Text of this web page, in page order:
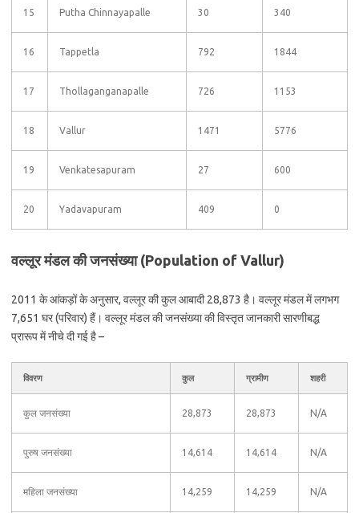
15 Putha Chinnayapalle 30 340
16 Tappetla 792 1844
17 Thollaganganapalle 726 1153
18 Vallur 1471 5776
19 Venkatesapuram 27 600
20 Yadavapuram 409 0
वल्लूर मंडल की जनसंख्या (Population of Vallur)
2011 के आंकड़ों के अनुसार, वल्लूर की कुल आबादी 28,873 है। वल्लूर मंडल में लगभग
7,651 घर (परिवार) हैं। वल्लूर मंडल की जनसंख्या की विस्तृत जानकारी सारणीबद्ध
प्रारूप में नीचे दी गई है –
विवरण कुल ग्रामीण शहरी
कुल जनसंख्या 28,873 28,873 N/A
पुरुष जनसंख्या 14,614 14,614 N/A
महिला जनसंख्या 14,259 14,259 N/A